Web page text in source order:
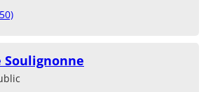
Soulignonne